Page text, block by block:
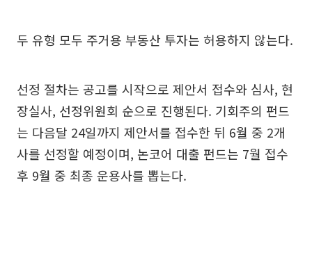
두 유형 모두 주거용 부동산 투자는 허용하지 않는다.
선정 절차는 공고를 시작으로 제안서 접수와 심사, 현
장실사, 선정위원회 순으로 진행된다. 기회주의 펀드
는 다음달 24일까지 제안서를 접수한 뒤 6월 중 2개
사를 선정할 예정이며, 논코어 대출 펀드는 7월 접수
후 9월 중 최종 운용사를 뽑는다.